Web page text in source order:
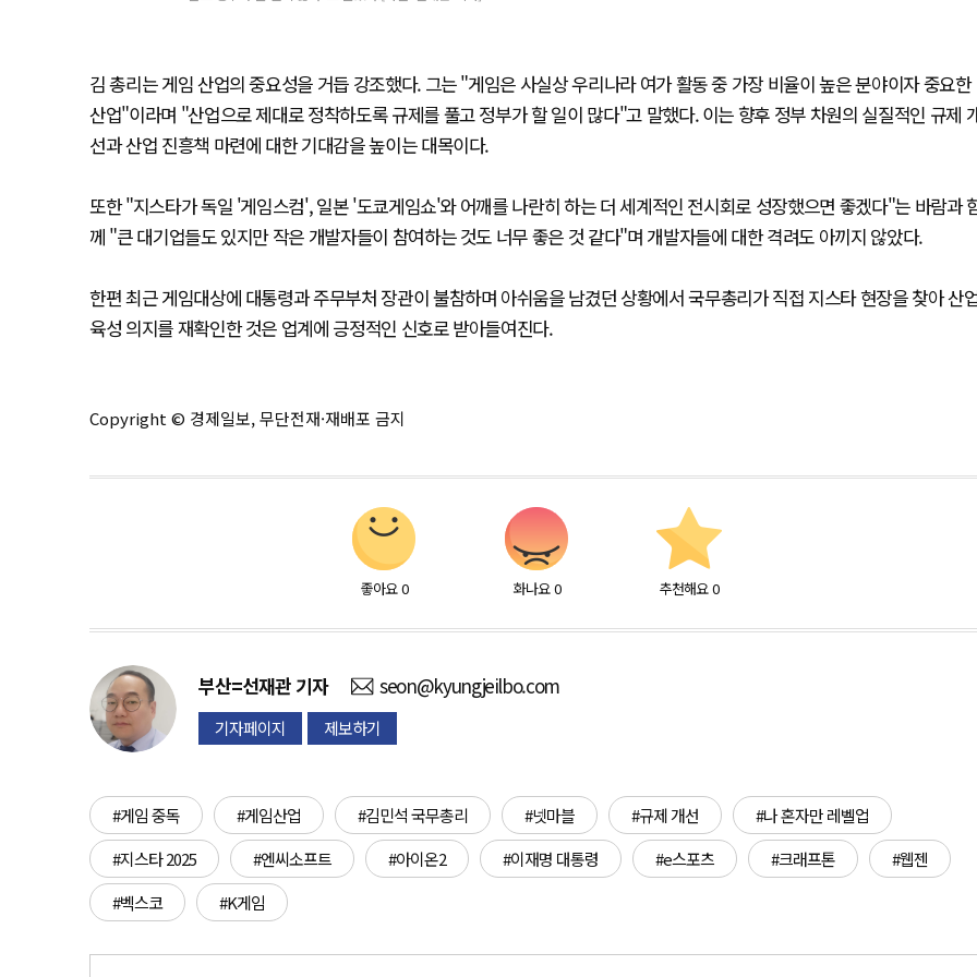
김 총리는 게임 산업의 중요성을 거듭 강조했다. 그는 "게임은 사실상 우리나라 여가 활동 중 가장 비율이 높은 분야이자 중요한
산업"이라며 "산업으로 제대로 정착하도록 규제를 풀고 정부가 할 일이 많다"고 말했다. 이는 향후 정부 차원의 실질적인 규제
선과 산업 진흥책 마련에 대한 기대감을 높이는 대목이다.
또한 "지스타가 독일 '게임스컴', 일본 '도쿄게임쇼'와 어깨를 나란히 하는 더 세계적인 전시회로 성장했으면 좋겠다"는 바람과
께 "큰 대기업들도 있지만 작은 개발자들이 참여하는 것도 너무 좋은 것 같다"며 개발자들에 대한 격려도 아끼지 않았다.
한편 최근 게임대상에 대통령과 주무부처 장관이 불참하며 아쉬움을 남겼던 상황에서 국무총리가 직접 지스타 현장을 찾아 산
육성 의지를 재확인한 것은 업계에 긍정적인 신호로 받아들여진다.
Copyright © 경제일보, 무단전재·재배포 금지
좋아요 0 화나요 0 추천해요 0
부산=선재관 기자 seon@kyungjeilbo.com
기자페이지 제보하기
#게임 중독 #게임산업 #김민석 국무총리 #넷마블 #규제 개선
#나 혼자만 레벨업
#지스타 2025
#엔씨소프트 #아이온2 #이재명 대통령 #e스포츠 #크래프톤
#웹젠
#벡스코
#K게임